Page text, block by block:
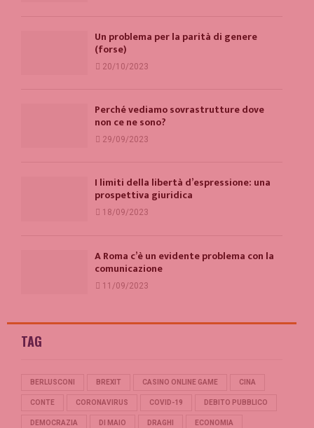
Un problema per la parità di genere
(forse)
20/10/2023
Perché vediamo sovrastrutture dove
non ce ne sono?
29/09/2023
I limiti della libertà d’espressione: una
prospettiva giuridica
18/09/2023
A Roma c’è un evidente problema con la
comunicazione
11/09/2023
TAG
BERLUSCONI BREXIT CASINO ONLINE GAME CINA
CONTE CORONAVIRUS COVID-19 DEBITO PUBBLICO
DEMOCRAZIA DI MAIO DRAGHI ECONOMIA